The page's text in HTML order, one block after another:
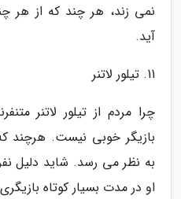
نمی زند، هر چند که از
آید.
11. تیلور لاتنر
چرا مردم از تیلور لاتنر
بازیگر خوبی نیست. هرچند
به نظر می رسد. شاید دلیل
او در مدت بسیار کوتاه